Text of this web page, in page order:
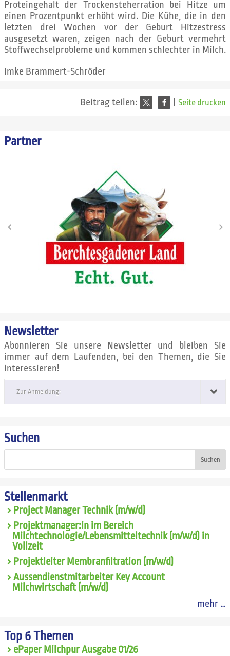
Proteingehalt der Trockensteherration bei Hitze um
einen Prozentpunkt erhöht wird. Die Kühe, die in den
letzten drei Wochen vor der Geburt Hitzestress
ausgesetzt waren, zeigen nach der Geburt vermehrt
Stoffwechselprobleme und kommen schlechter in Milch.
Imke Brammert-Schröder
Beitrag teilen: Seite drucken
Partner
Newsletter
Abonnieren Sie unsere Newsletter und bleiben Sie
immer auf dem Laufenden, bei den Themen, die Sie
interessieren!
Zur Anmeldung:
Suchen
Suchen
Stellenmarkt
Project Manager Technik (m/w/d)
Projektmanager:in im Bereich
Milchtechnologie/Lebensmitteltechnik (m/w/d) in
Vollzeit
Projektleiter Membranfiltration (m/w/d)
Aussendienstmitarbeiter Key Account
Milchwirtschaft (m/w/d)
mehr …
Top 6 Themen
ePaper Milchpur Ausgabe 01/26